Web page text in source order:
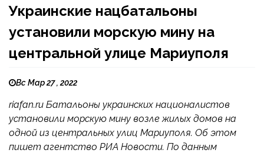
Украинские нацбатальоны
установили морскую мину на
центральной улице Мариуполя
Вс Мар 27 , 2022
riafan.ru Батальоны украинских националистов
установили морскую мину возле жилых домов на
одной из центральных улиц Мариуполя. Об этом
пишет агентство РИА Новости. По данным